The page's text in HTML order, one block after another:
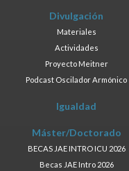
Divulgación
Materiales
Actividades
Proyecto Meitner
Podcast Oscilador Armónico
Igualdad
Máster/Doctorado
BECAS JAE INTRO ICU 2026
Becas JAE Intro 2026